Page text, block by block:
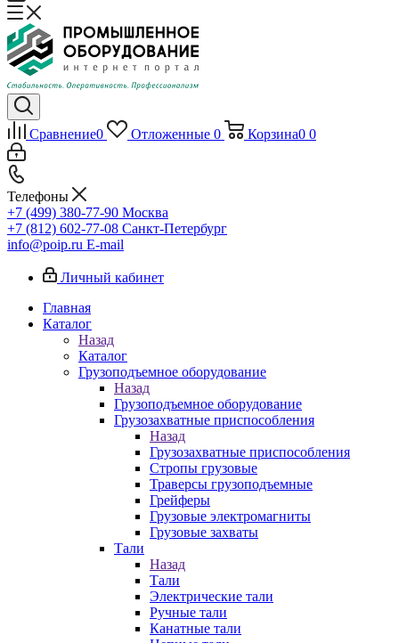
Сравнение0 Отложенные 0 Корзина0 0
Телефоны
+7 (499) 380-77-90 Москва
+7 (812) 602-77-08 Санкт-Петербург
info@poip.ru E-mail
Личный кабинет
Главная
Каталог
Назад
Каталог
Грузоподъемное оборудование
Назад
Грузоподъемное оборудование
Грузозахватные приспособления
Назад
Грузозахватные приспособления
Стропы грузовые
Траверсы грузоподъемные
Грейферы
Грузовые электромагниты
Грузовые захваты
Тали
Назад
Тали
Электрические тали
Ручные тали
Канатные тали